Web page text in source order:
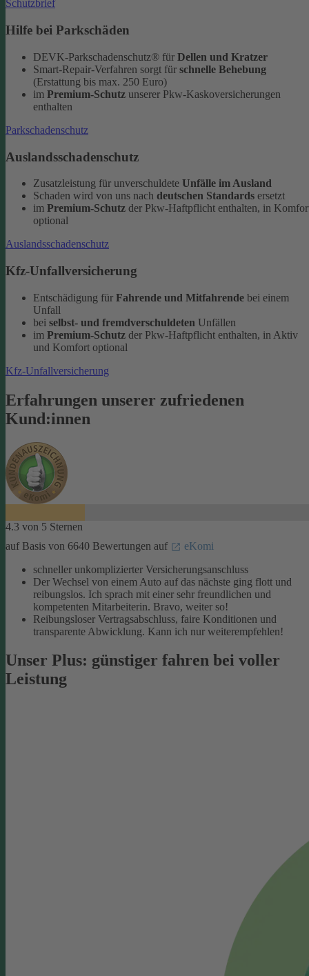
Schutzbrief
Hilfe bei Parkschäden
DEVK-Parkschadenschutz® für Dellen und Kratzer
Smart-Repair-Verfahren sorgt für schnelle Behebung
(Erstattung bis max. 250 Euro)
im Premium-Schutz unserer Pkw-Kaskoversicherungen
enthalten
Parkschadenschutz
Auslandsschadenschutz
Zusatzleistung für unverschuldete Unfälle im Ausland
Schaden wird von uns nach deutschen Standards ersetzt
im Premium-Schutz der Pkw-Haftpflicht enthalten, in
optional
Auslandsschadenschutz
Kfz-Unfallversicherung
Entschädigung für Fahrende und Mitfahrende bei einem
Unfall
bei selbst- und fremdverschuldeten Unfällen
im Premium-Schutz der Pkw-Haftpflicht enthalten, in Aktiv
und Komfort optional
Kfz-Unfallversicherung
Erfahrungen unserer zufriedenen
Kund:innen
4.3 von 5 Sternen
auf Basis von 6640 Bewertungen auf
eKomi
schneller unkomplizierter Versicherungsanschluss
Der Wechsel von einem Auto auf das nächste ging flott und
reibungslos. Ich sprach mit einer sehr freundlichen und
kompetenten Mitarbeiterin. Bravo, weiter so!
Reibungsloser Vertragsabschluss, faire Konditionen und
transparente Abwicklung. Kann ich nur weiterempfehlen!
Unser Plus: günstiger fahren bei voller
Leistung